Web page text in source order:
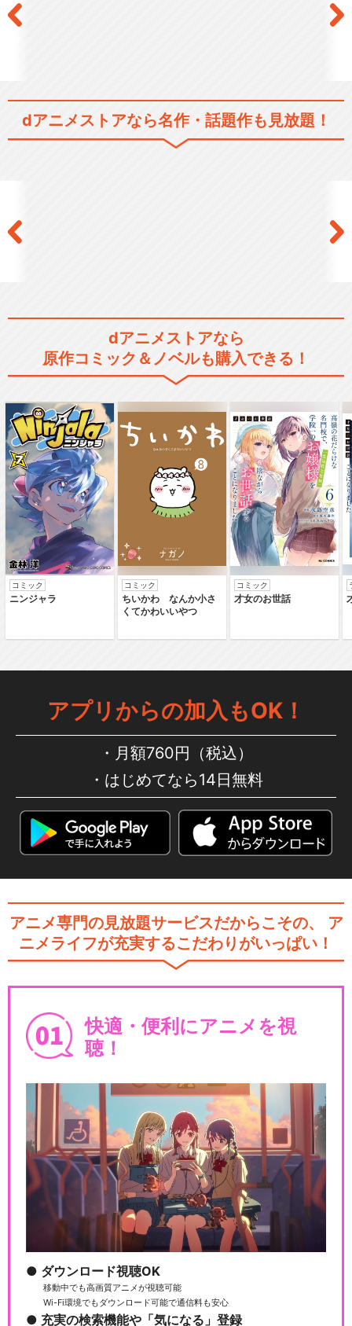
dアニメストアなら名作・話題作も見放題！
dアニメストアなら
原作コミック＆ノベルも購入できる！
コミック
ニンジャラ
コミック
ちいかわ なんか小さ
くてかわいいやつ
コミック
才女のお世話
アプリからの加入もOK！
月額760円（税込）
はじめてなら14日無料
アニメ専門の見放題サービスだからこその、
ア
ニメライフが充実するこだわりがいっぱい！
快適・便利にアニメを視
聴！
ダウンロード視聴OK
移動中でも高画質アニメが視聴可能
Wi-Fi環境でもダウンロード可能で通信料も安心
充実の検索機能や「気になる」登録